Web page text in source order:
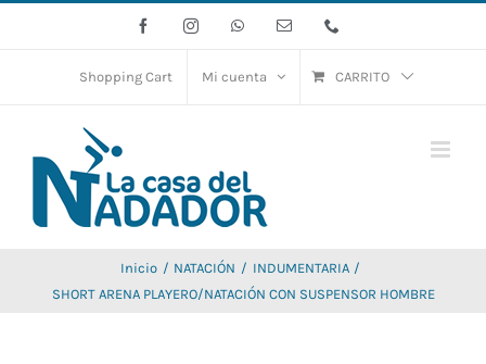
FacebookInstagramWhatsAppCorreo
Shopping Cart Mi cuenta CARRITO
Inicio NATACIÓN
INDUMENTARIA
SHORT ARENA PLAYERO/NATACIÓN CON SUSPENSOR HOMBRE